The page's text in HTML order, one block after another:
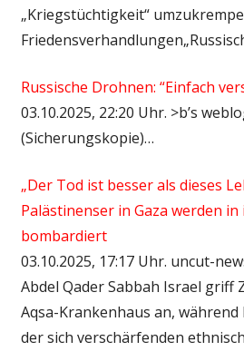
„Kriegstüchtigkeit“
Russische Drohnen: “Einfach
03.10.2025, 22:20 Uhr. >b’s
(Sicherungskopie)…
„Der Tod ist besser als dieses
Palästinenser in Gaza werden
bombardiert
03.10.2025, 17:17 Uhr. uncut-
Abdel Qader Sabbah Israel griff
Aqsa-Krankenhaus an,
der sich verschärfenden